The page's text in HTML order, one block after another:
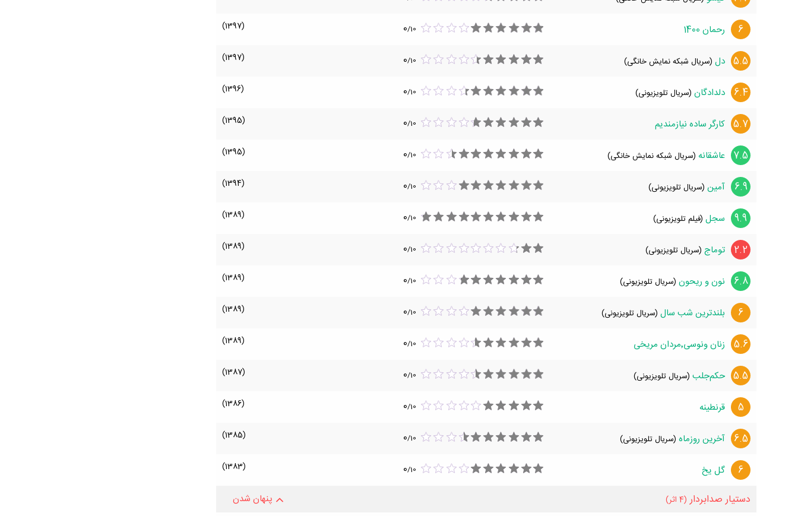
6 رحمان 1400 0/10
(1397)
5.5 دل (سریال شبکه نمایش خانگی) 0/10
(1397)
6.4 دلدادگان (سریال تلویزیونی) 0/10
(1396)
5.7 کارگر ساده نیازمندیم 0/10
(1395)
7.5 عاشقانه (سریال شبکه نمایش خانگی) 0/10
(1395)
6.9 آمین (سریال تلویزیونی) 0/10
(1394)
9.9 سجل (فیلم تلویزیونی) 0/10
(1389)
2.2 توماج (سریال تلویزیونی) 0/10
(1389)
6.8 نون و ریحون (سریال تلویزیونی) 0/10
(1389)
6 بلندترین شب سال (سریال تلویزیونی) 0/10
(1389)
5.6 زنان ونوسی٬مردان مریخی 0/10
(1389)
5.5 حکم‌جلب (سریال تلویزیونی) 0/10
(1387)
5 قرنطینه 0/10
(1386)
6.5 آخرین روز‌ماه (سریال تلویزیونی) 0/10
(1385)
6 گل یخ 0/10
(1383)
دستیار صدابردار (4 اثر) پنهان شدن